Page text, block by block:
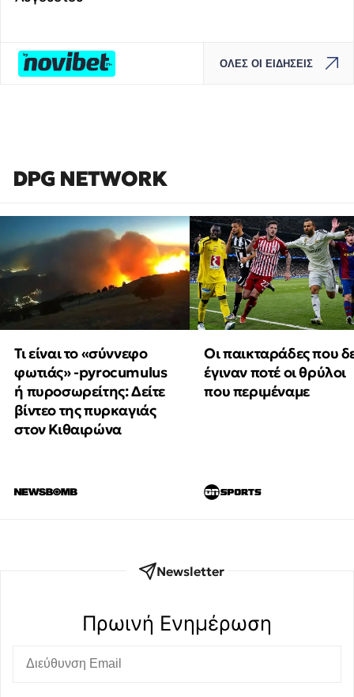
ΟΛΕΣ ΟΙ ΕΙΔΗΣΕΙΣ
DPG NETWORK
Τι είναι το «σύννεφο
φωτιάς» -pyrocumulus
ή πυροσωρείτης: Δείτε
βίντεο της πυρκαγιάς
στον Κιθαιρώνα
Οι παικταράδες που
έγιναν ποτέ οι θρύλοι
που περιμέναμε
Newsletter
Πρωινή Eνημέρωση